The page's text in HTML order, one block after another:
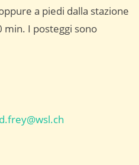
a piedi dalla stazione
min. I posteggi sono